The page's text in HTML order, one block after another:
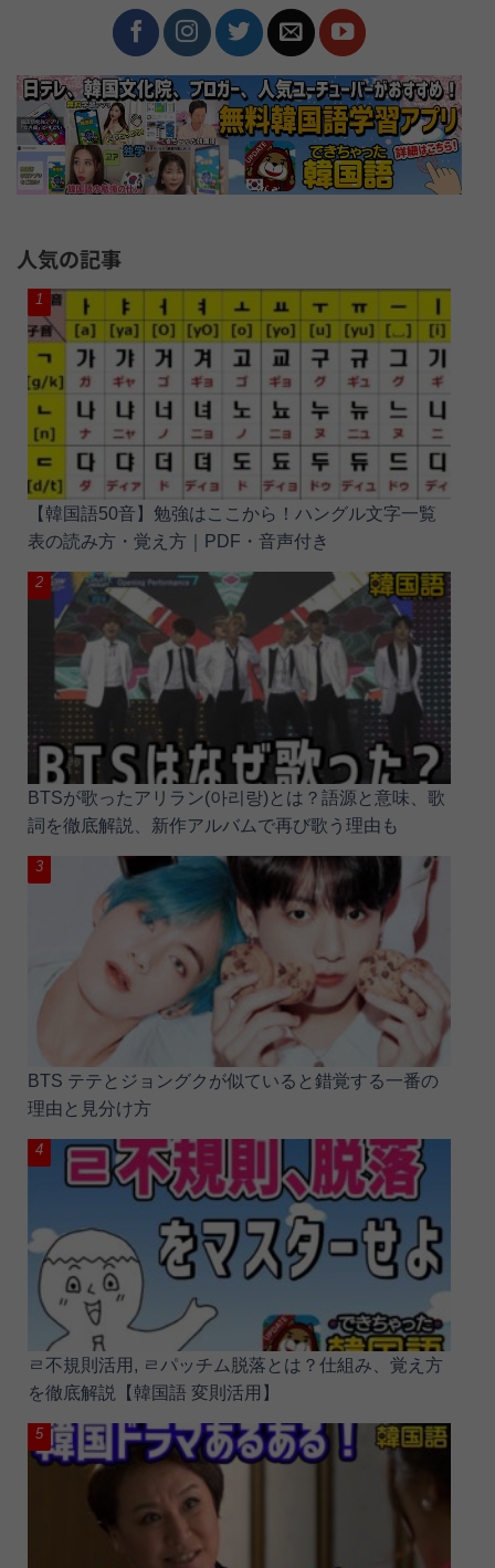
人気の記事
【韓国語50音】勉強はここから！ハングル文字一覧
表の読み方・覚え方｜PDF・音声付き
BTSが歌ったアリラン(아리랑)とは？語源と意味、歌
詞を徹底解説、新作アルバムで再び歌う理由も
BTS テテとジョングクが似ていると錯覚する一番の
理由と見分け方
ㄹ不規則活用, ㄹパッチム脱落とは？仕組み、覚え方
を徹底解説【韓国語 変則活用】